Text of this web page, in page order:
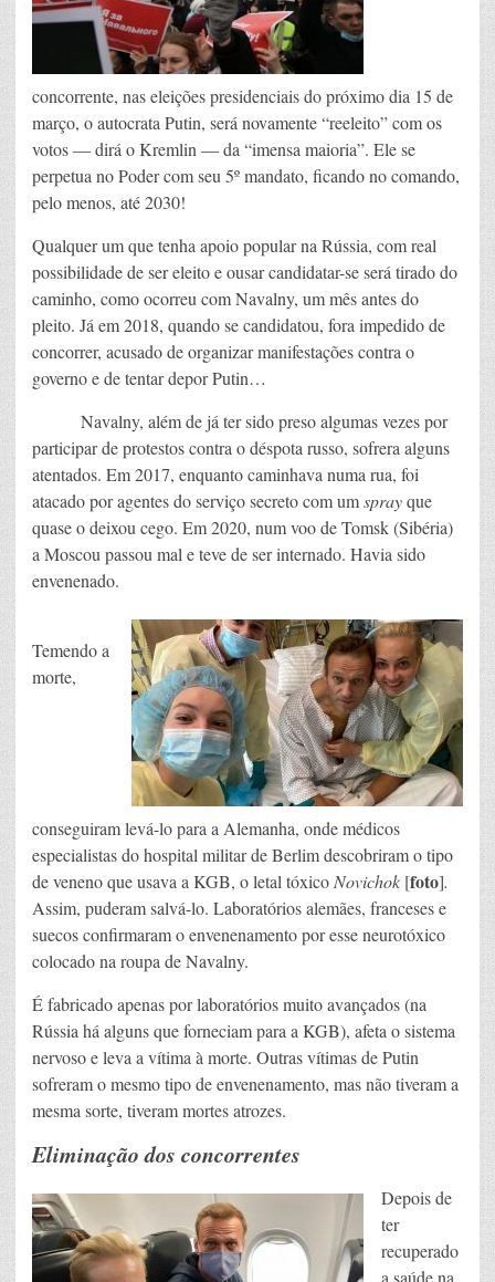
concorrente, nas eleições presidenciais do próximo dia 15 de
março, o autocrata Putin, será novamente “reeleito” com os
votos — dirá o Kremlin — da “imensa maioria”. Ele se
perpetua no Poder com seu 5º mandato, ficando no comando,
pelo menos, até 2030!
Qualquer um que tenha apoio popular na Rússia, com real
possibilidade de ser eleito e ousar candidatar-se será tirado do
caminho, como ocorreu com Navalny, um mês antes do
pleito. Já em 2018, quando se candidatou, fora impedido de
concorrer, acusado de organizar manifestações contra o
governo e de tentar depor Putin…
Navalny, além de já ter sido preso algumas vezes por
participar de protestos contra o déspota russo, sofrera alguns
atentados. Em 2017, enquanto caminhava numa rua, foi
atacado por agentes do serviço secreto com umsprayque
quase o deixou cego. Em 2020, num voo de Tomsk (Sibéria)
a Moscou passou mal e teve de ser internado. Havia sido
envenenado.
Temendo a
morte,
conseguiram levá-lo para a Alemanha, onde médicos
especialistas do hospital militar de Berlim descobriram o tipo
de veneno que usava a KGB, o letal tóxicoNovichok [foto].
Assim, puderam salvá-lo. Laboratórios alemães, franceses e
suecos confirmaram o envenenamento por esse neurotóxico
colocado na roupa de Navalny.
É fabricado apenas por laboratórios muito avançados (na
Rússia há alguns que forneciam para a KGB), afeta o sistema
nervoso e leva a vítima à morte. Outras vítimas de Putin
sofreram o mesmo tipo de envenenamento, mas não tiveram a
mesma sorte, tiveram mortes atrozes.
Eliminação dos concorrentes
Depois de
ter
recuperado